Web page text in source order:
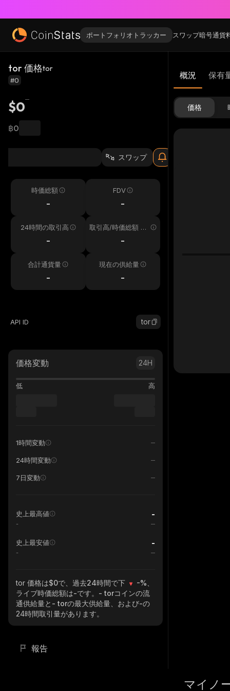
ポートフォリオトラッカー スワップ暗号通貨
tor 価格tor
#0
$0
฿0
スワップ
時価総額
-
FDV
-
24時間の取引高
-
取引高/時価総額 24
-
合計通貨量
-
現在の供給量
-
API ID tor
価格変動 24H
低 高
1時間変動
24時間変動
7日変動
史上最高値 -
-
史上最安値 -
-
tor 価格は$0で、過去24時間で下 -%
ライブ時価総額は-です。 - torコインの流
通供給量と - torの最大供給量、および-の
24時間取引量があります。
報告
概況 保有
価格
マイノ